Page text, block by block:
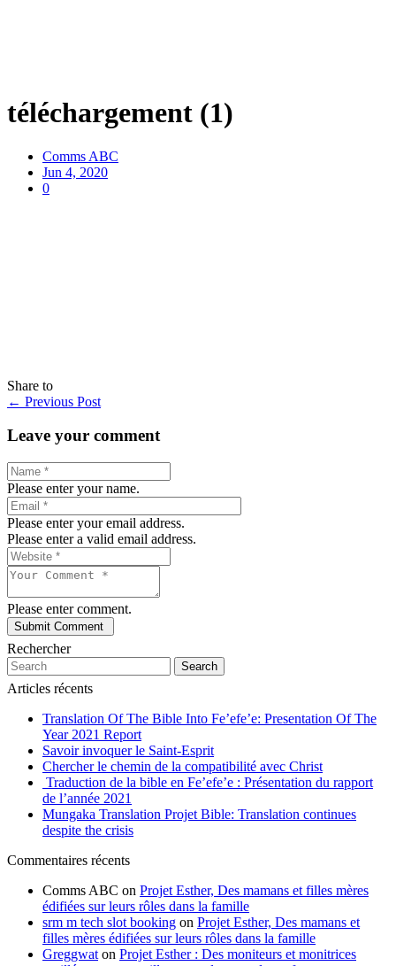
téléchargement (1)
Comms ABC
Jun 4, 2020
0
Share to
← Previous Post
Leave your comment
Please enter your name.
Please enter your email address.
Please enter a valid email address.
Please enter comment.
Rechercher
Search
Articles récents
Translation Of The Bible Into Fe’efe’e: Presentation Of The
Year 2021 Report
Savoir invoquer le Saint-Esprit
Chercher le chemin de la compatibilité avec Christ
Traduction de la bible en Fe’efe’e : Présentation du rapport
de l’année 2021
Mungaka Translation Projet Bible: Translation continues
despite the crisis
Commentaires récents
Comms ABC on Projet Esther, Des mamans et filles mères
édifiées sur leurs rôles dans la famille
srm m tech slot booking on Projet Esther, Des mamans et
filles mères édifiées sur leurs rôles dans la famille
Greggwat on Projet Esther : Des moniteurs et monitrices